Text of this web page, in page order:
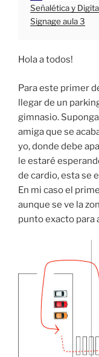
Señalética y
Signage aula 3
Hola a todos!
Para este primer
llegar de un
gimnasio.
amiga que se
yo, donde debe
le estaré
de cardio, esta se
En mi caso el
aunque se ve la
punto exacto para